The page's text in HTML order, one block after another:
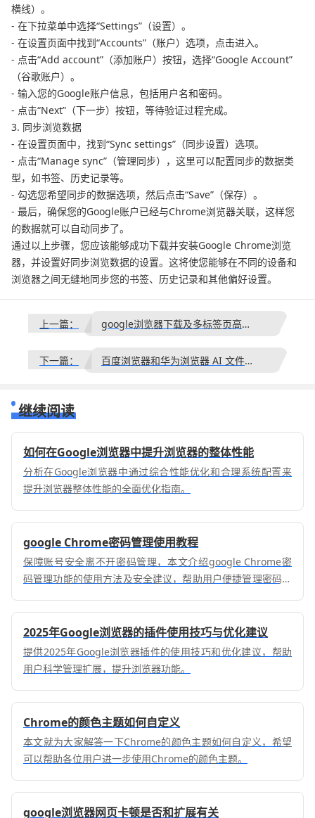
横线）。
- 在下拉菜单中选择“Settings”（设置）。
- 在设置页面中找到“Accounts”（账户）选项，点击进入。
- 点击“Add account”（添加账户）按钮，选择“Google Account”
（谷歌账户）。
- 输入您的Google账户信息，包括用户名和密码。
- 点击“Next”（下一步）按钮，等待验证过程完成。
3. 同步浏览数据
- 在设置页面中，找到“Sync settings”（同步设置）选项。
- 点击“Manage sync”（管理同步），这里可以配置同步的数据类
型，如书签、历史记录等。
- 勾选您希望同步的数据选项，然后点击“Save”（保存）。
- 最后，确保您的Google账户已经与Chrome浏览器关联，这样您
的数据就可以自动同步了。
通过以上步骤，您应该能够成功下载并安装Google Chrome浏览
器，并设置好同步浏览数据的设置。这将使您能够在不同的设备和
浏览器之间无缝地同步您的书签、历史记录和其他偏好设置。
上一篇： google浏览器下载及多标签页高效操作教程
下一篇： 百度浏览器和华为浏览器 AI 文件转换格式支持测评
继续阅读
如何在Google浏览器中提升浏览器的整体性能
分析在Google浏览器中通过综合性能优化和合理系统配置来
提升浏览器整体性能的全面优化指南。
google Chrome密码管理使用教程
保障账号安全离不开密码管理，本文介绍google Chrome密
码管理功能的使用方法及安全建议，帮助用户便捷管理密码信
2025年Google浏览器的插件使用技巧与优化建议
提供2025年Google浏览器插件的使用技巧和优化建议，帮助
用户科学管理扩展，提升浏览器功能。
Chrome的颜色主题如何自定义
本文就为大家解答一下Chrome的颜色主题如何自定义，希望
可以帮助各位用户进一步使用Chrome的颜色主题。
google浏览器网页卡顿是否和扩展有关